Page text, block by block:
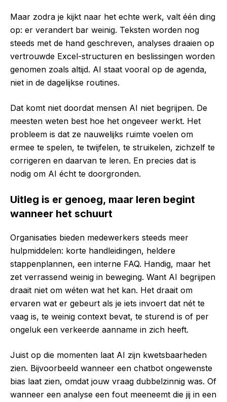
Maar zodra je kijkt naar het echte werk, valt één ding
op: er verandert bar weinig. Teksten worden nog
steeds met de hand geschreven, analyses draaien op
vertrouwde Excel-structuren en beslissingen worden
genomen zoals altijd. AI staat vooral op de agenda,
niet in de dagelijkse routines.
Dat komt niet doordat mensen AI niet begrijpen. De
meesten weten best hoe het ongeveer werkt. Het
probleem is dat ze nauwelijks ruimte voelen om
ermee te spelen, te twijfelen, te struikelen, zichzelf te
corrigeren en daarvan te leren. En precies dat is
nodig om AI écht te doorgronden.
Uitleg is er genoeg, maar leren begint
wanneer het schuurt
Organisaties bieden medewerkers steeds meer
hulpmiddelen: korte handleidingen, heldere
stappenplannen, een interne FAQ. Handig, maar het
zet verrassend weinig in beweging. Want AI begrijpen
draait niet om wéten wat het kan. Het draait om
ervaren wat er gebeurt als je iets invoert dat nét te
vaag is, te weinig context bevat, te sturend is of per
ongeluk een verkeerde aanname in zich heeft.
Juist op die momenten laat AI zijn kwetsbaarheden
zien. Bijvoorbeeld wanneer een chatbot ongewenste
bias laat zien, omdat jouw vraag dubbelzinnig was. Of
wanneer een analyse een fout meeneemt die jij in een